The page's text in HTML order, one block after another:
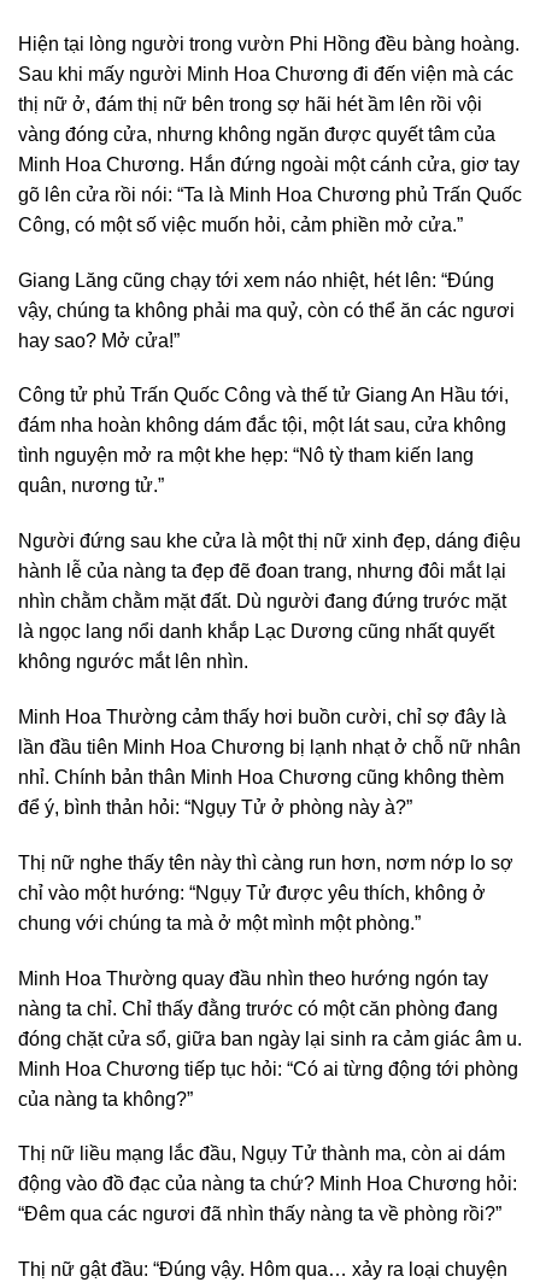
Hiện tại lòng người trong vườn Phi Hồng đều bàng hoàng.
Sau khi mấy người Minh Hoa Chương đi đến viện mà các
thị nữ ở, đám thị nữ bên trong sợ hãi hét ầm lên rồi vội
vàng đóng cửa, nhưng không ngăn được quyết tâm của
Minh Hoa Chương. Hắn đứng ngoài một cánh cửa, giơ tay
gõ lên cửa rồi nói: “Ta là Minh Hoa Chương phủ Trấn Quốc
Công, có một số việc muốn hỏi, cảm phiền mở cửa.”
Giang Lăng cũng chạy tới xem náo nhiệt, hét lên: “Đúng
vậy, chúng ta không phải ma quỷ, còn có thể ăn các ngươi
hay sao? Mở cửa!”
Công tử phủ Trấn Quốc Công và thế tử Giang An Hầu tới,
đám nha hoàn không dám đắc tội, một lát sau, cửa không
tình nguyện mở ra một khe hẹp: “Nô tỳ tham kiến lang
quân, nương tử.”
Người đứng sau khe cửa là một thị nữ xinh đẹp, dáng điệu
hành lễ của nàng ta đẹp đẽ đoan trang, nhưng đôi mắt lại
nhìn chằm chằm mặt đất. Dù người đang đứng trước mặt
là ngọc lang nổi danh khắp Lạc Dương cũng nhất quyết
không ngước mắt lên nhìn.
Minh Hoa Thường cảm thấy hơi buồn cười, chỉ sợ đây là
lần đầu tiên Minh Hoa Chương bị lạnh nhạt ở chỗ nữ nhân
nhỉ. Chính bản thân Minh Hoa Chương cũng không thèm
để ý, bình thản hỏi: “Ngụy Tử ở phòng này à?”
Thị nữ nghe thấy tên này thì càng run hơn, nơm nớp lo sợ
chỉ vào một hướng: “Ngụy Tử được yêu thích, không ở
chung với chúng ta mà ở một mình một phòng.”
Minh Hoa Thường quay đầu nhìn theo hướng ngón tay
nàng ta chỉ. Chỉ thấy đằng trước có một căn phòng đang
đóng chặt cửa sổ, giữa ban ngày lại sinh ra cảm giác âm u.
Minh Hoa Chương tiếp tục hỏi: “Có ai từng động tới phòng
của nàng ta không?”
Thị nữ liều mạng lắc đầu, Ngụy Tử thành ma, còn ai dám
động vào đồ đạc của nàng ta chứ? Minh Hoa Chương hỏi:
“Đêm qua các ngươi đã nhìn thấy nàng ta về phòng rồi?”
Thị nữ gật đầu: “Đúng vậy. Hôm qua… xảy ra loại chuyện